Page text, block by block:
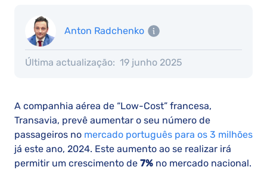
Anton Radchenko
Última actualização: 19 junho 2025
A companhia aérea de “Low-Cost” francesa,
Transavia, prevê aumentar o seu número de
passageiros no mercado português para os 3 milhões
já este ano, 2024. Este aumento ao se realizar irá
permitir um crescimento de 7% no mercado nacional.